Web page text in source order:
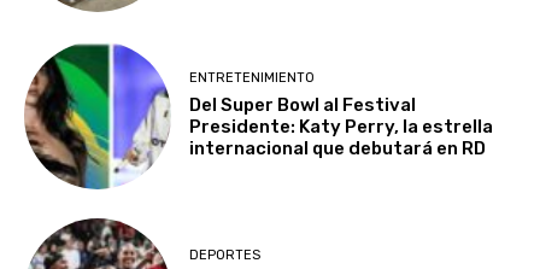
ENTRETENIMIENTO
Del Super Bowl al Festival
Presidente: Katy Perry, la estrella
internacional que debutará en RD
DEPORTES